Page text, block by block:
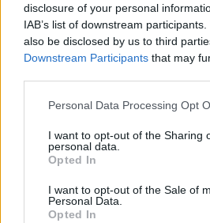
disclosure of your personal
IAB’s list of downstream
also be disclosed by us to third
Downstream Participants that may
Please note that this website/app
not limited to your visit or usage
grant or deny consent to Google
use your data for below specified
consent section.
Personal Data Processing Opt
I want to opt-out of the Sharing
personal data.
Opted In
I want to opt-out of the Sale of
Personal Data.
Opted In
Νέα Mercedes-Benz GLB:
Hybrid και Electric, με
όφελος 2.000 ευρώ
Η
της
Σε κινεζική… πολιορκία η